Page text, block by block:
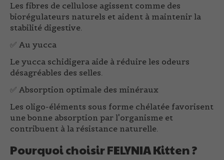
Les fibres de cellulose agissent comme des
biorégulateurs naturels et aident à maintenir la
stabilité digestive.
✅ Au yucca
Le yucca schidigera aide à réduire les odeurs
désagréables des selles.
✅ Absorption optimale des minéraux
Les oligo-éléments sous forme chélatée favorisent
une bonne absorption par l'organisme et
contribuent à la résistance naturelle.
Pourquoi choisir FELYNIA Kitten ?